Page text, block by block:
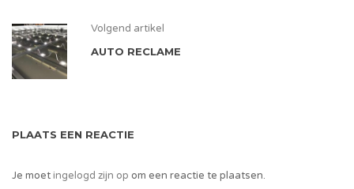
Volgend artikel
AUTO RECLAME
PLAATS EEN REACTIE
Je moetingelogd zijn op om een reactie te plaatsen.